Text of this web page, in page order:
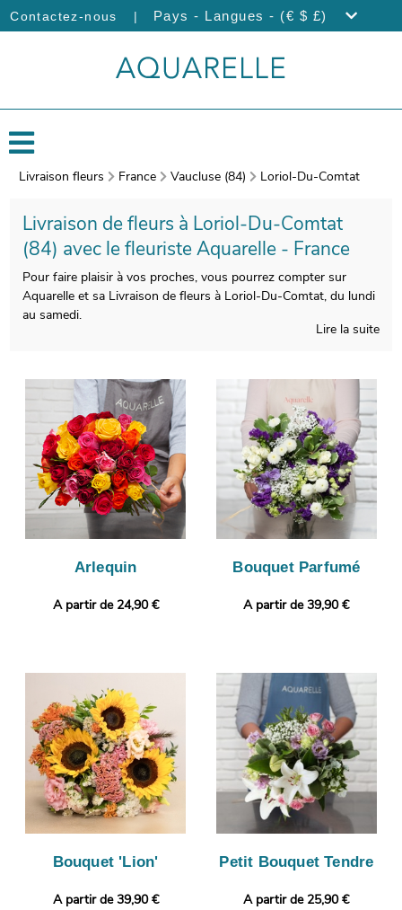
Contactez-nous | Pays - Langues - (€ $ £)
Livraison fleurs France Vaucluse (84) Loriol-Du-Comtat
Livraison de fleurs à Loriol-Du-Comtat
(84) avec le fleuriste Aquarelle - France
Pour faire plaisir à vos proches, vous pourrez compter sur
Aquarelle et sa Livraison de fleurs à Loriol-Du-Comtat, du lundi
au samedi.
photo de votre composition florale. Vous pourrez recevoir
ensuite cette photo par e-mail afin de vous assurer de la
conformité de votre bouquet. C’est alors qu’aura lieu sa
livraison à Loriol-Du-Comtat. Vous désirez ajouter une touche
qui vous ressemble ? Selon vos préférences, vous pourrez
ajouter une photo ou un message à votre commande.
Lire la suite
Arlequin
A partir de 24,90 €
Bouquet Parfumé
A partir de 39,90 €
Bouquet 'Lion'
A partir de 39,90 €
Petit Bouquet Tendre
A partir de 25,90 €